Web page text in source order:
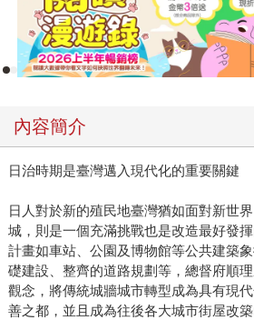
內容簡介
日治時期是臺灣邁入現代化的重要關鍵
日人對於新的殖民地臺灣猶如面對新世
城，則是一個充滿挑戰也是改造最好發
計畫如車站、公園及博物館等公共建築
礎建設、整齊的道路規劃等，總督府順
觀念，將傳統城牆城市轉型成為具有現
善之都，並且成為往後各大城市街屋改